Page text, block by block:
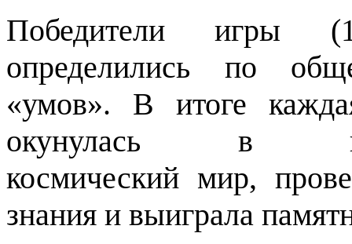
Победители игры
определились по
«умов». В итоге
окунулась в
космический мир,
знания и выиграла